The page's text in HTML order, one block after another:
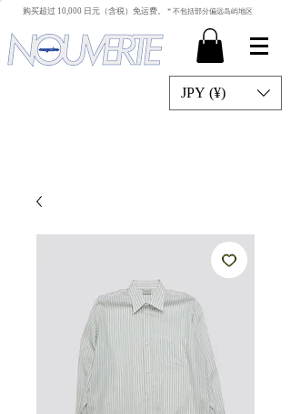
​ 购买超过 10,000 日元（含税）免运费。 * 不包括部分偏远岛屿地区
JPY (¥)